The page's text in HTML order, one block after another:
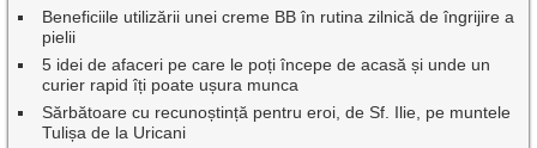
Beneficiile utilizării unei creme BB în rutina zilnică de îngrijire a
pielii
5 idei de afaceri pe care le poți începe de acasă și unde un
curier rapid îți poate ușura munca
Sărbătoare cu recunoștință pentru eroi, de Sf. Ilie, pe muntele
Tulișa de la Uricani